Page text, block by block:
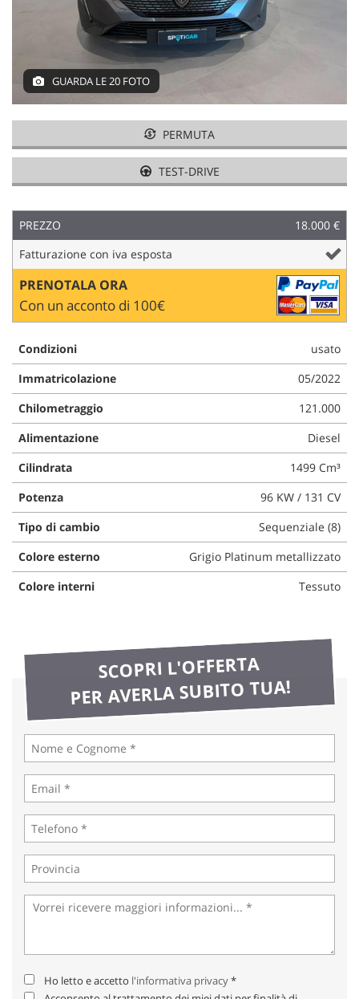
GUARDA LE 20 FOTO
PERMUTA
TEST-DRIVE
PREZZO
18.000 €
Fatturazione con iva esposta
PRENOTALA ORA
Con un acconto di 100€
Condizioni
usato
Immatricolazione
05/2022
Chilometraggio
121.000
Alimentazione
Diesel
Cilindrata
1499 Cm³
Potenza
96 KW / 131 CV
Tipo di cambio
Sequenziale (8)
Colore esterno
Grigio Platinum metallizzato
Colore interni
Tessuto
SCOPRI L'OFFERTA
PER AVERLA SUBITO TUA!
Ho letto e accetto l'informativa privacy*
tracciamento
offrire
le
funzionalità
e
le
di
descritte.
Per
ottenere
maggiori
informazioni
sull'utilità
e
sul
funzionamento
di
questi
strumenti
di
tracciamento
si
rimanda
alla
cookie
policy.
Puoi
rivedere
e
modificare
le
momento.
Cookie necessari
Cookie delle preferenze
Cookie per il miglioramento dell'esperienza utente
Cookie analitici
Cookie di marketing